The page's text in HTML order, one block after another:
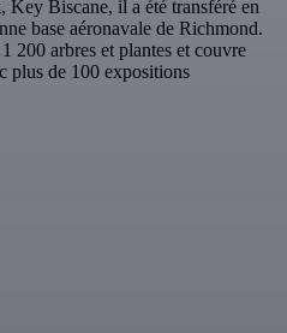
Biscane, il a été transféré en
base aéronavale de Richmond.
200 arbres et plantes et couvre
plus de 100 expositions